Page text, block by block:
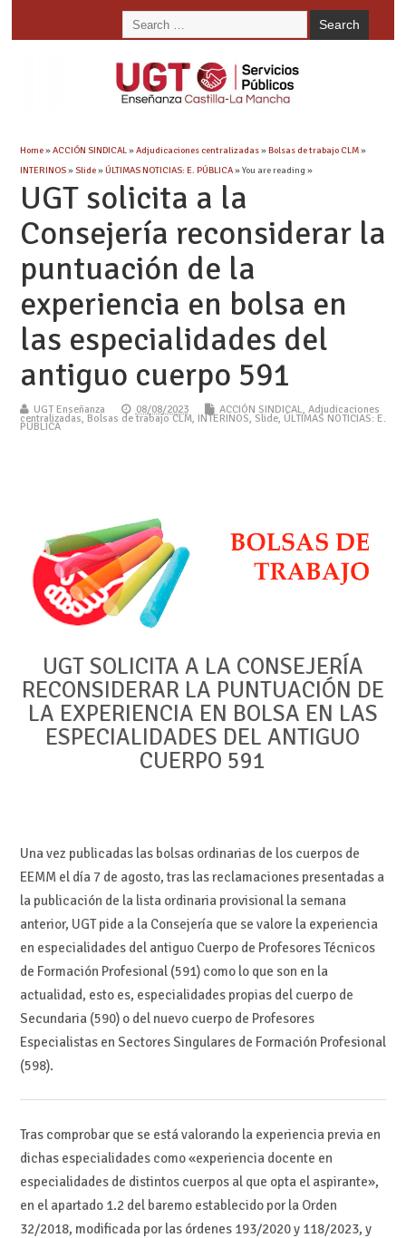
Home»ACCIÓN SINDICAL»Adjudicaciones centralizadas»Bolsas de trabajo CLM»
INTERINOS»Slide»ÚLTIMAS NOTICIAS: E. PÚBLICA» You are reading »
UGT solicita a la
Consejería reconsiderar la
puntuación de la
experiencia en bolsa en
las especialidades del
antiguo cuerpo 591
UGT Enseñanza 08/08/2023 ACCIÓN SINDICAL, Adjudicaciones
centralizadas, Bolsas de trabajo CLM, INTERINOS, Slide, ÚLTIMAS NOTICIAS: E.
PÚBLICA
UGT SOLICITA A LA CONSEJERÍA
RECONSIDERAR LA PUNTUACIÓN DE
LA EXPERIENCIA EN BOLSA EN LAS
ESPECIALIDADES DEL ANTIGUO
CUERPO 591
Una vez publicadas las bolsas ordinarias de los cuerpos de
EEMM el día 7 de agosto, tras las reclamaciones presentadas a
la publicación de la lista ordinaria provisional la semana
anterior, UGT pide a la Consejería que se valore la experiencia
en especialidades del antiguo Cuerpo de Profesores Técnicos
de Formación Profesional (591) como lo que son en la
actualidad, esto es, especialidades propias del cuerpo de
Secundaria (590) o del nuevo cuerpo de Profesores
Especialistas en Sectores Singulares de Formación Profesional
(598).
Tras comprobar que se está valorando la experiencia previa en
dichas especialidades como «experiencia docente en
especialidades de distintos cuerpos al que opta el aspirante»,
en el apartado 1.2 del baremo establecido por la Orden
32/2018, modificada por las órdenes 193/2020 y 118/2023, y